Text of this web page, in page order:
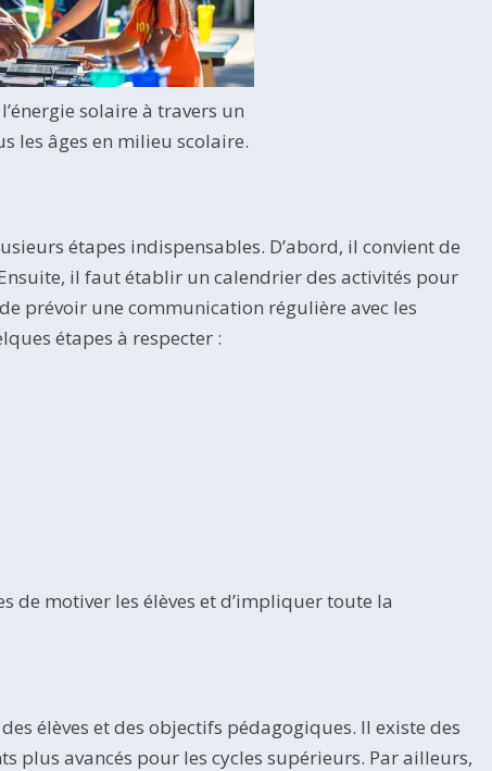
solaire à travers un
les âges en milieu scolaire.
étapes indispensables. D’abord, il convient de
il faut établir un calendrier des activités pour
prévoir une communication régulière avec les
étapes à respecter :
de motiver les élèves et d’impliquer toute la
élèves et des objectifs pédagogiques. Il existe des
plus avancés pour les cycles supérieurs. Par ailleurs,